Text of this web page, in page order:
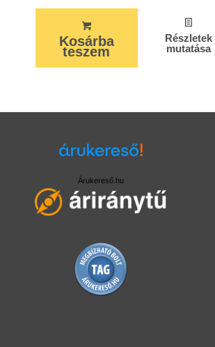
Kosárba
teszem
Részletek
mutatása
Árukereső.hu